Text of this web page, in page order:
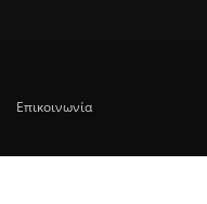
Επικοινωνία